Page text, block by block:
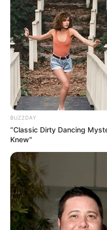
éditeur.Il a même
page des
Gros rebondissement pour
Atlan lui dit que pour
à l’évolution de la
propose d’écrire cet
juge qu’ils forment
BUZZDAY
“Classic Dirty Dancing
Knew"